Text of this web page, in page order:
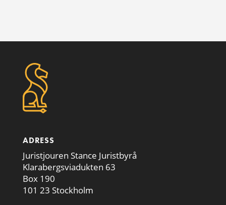
ADRESS
Juristjouren Stance Juristbyrå
Klarabergsviadukten 63
Box 190
101 23 Stockholm